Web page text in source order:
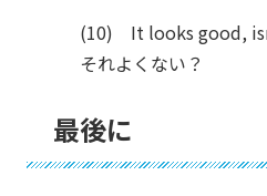
(10) It looks good,
それよくない？
最後に